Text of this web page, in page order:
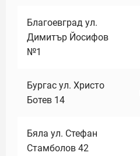
Благоевград ул.
Димитър Йосифов
№1
Бургас ул. Христо
Ботев 14
Бяла ул. Стефан
Стамболов 42